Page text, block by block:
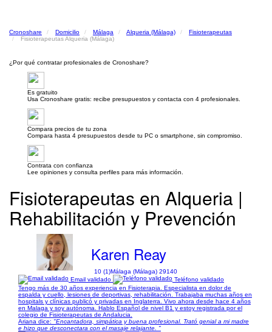
Cronoshare Domicilio Málaga Alqueria (Málaga)
Fisioterapeutas
Fisioterapeutas Alqueria (Málaga)
¿Por qué contratar profesionales de Cronoshare?
Es gratuito
Usa Cronoshare gratis: recibe presupuestos y contacta con 4 profesionales.
Compara precios de tu zona
Compara hasta 4 presupuestos desde tu PC o smartphone, sin compromiso.
Contrata con confianza
Lee opiniones y consulta perfiles para más información.
Fisioterapeutas en Alqueria |
Rehabilitación y Prevención
Karen Reay
10 (1)Málaga (Málaga) 29140
Email validado
Teléfono validado
Tengo más de 30 años experiencia en Fisioterapia. Especialista en dolor de
espalda y cuello, lesiones de deportivas, rehabilitación. Trabajaba muchas años en
hospitals y clínicas publicó y privadas en Inglaterra. Vivo ahora desde hace 4 años
en Malaga y soy autónoma. Hablo Español de nivel B1 y estoy registrada por el
colegio de Fisioterapeutas de Andalucia.
Ariana dice: "Encantadora, simpática y buena profesional. Trató genial a mi madre
e hizo que desconectara con el masaje relajante. "